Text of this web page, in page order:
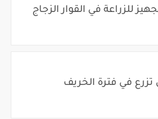
للزراعة في القوار الزجاج
في فترة الخريف